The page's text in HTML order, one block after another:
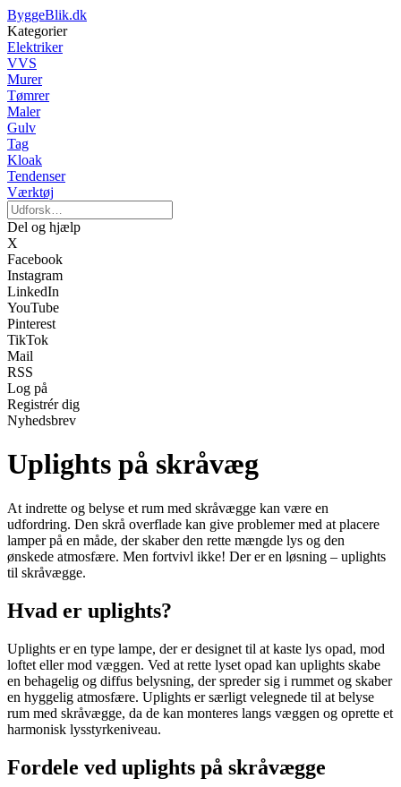
ByggeBlik.dk
Kategorier
Elektriker
VVS
Murer
Tømrer
Maler
Gulv
Tag
Kloak
Tendenser
Værktøj
Del og hjælp
X
Facebook
Instagram
LinkedIn
YouTube
Pinterest
TikTok
Mail
RSS
Log på
Registrér dig
Nyhedsbrev
Uplights på skråvæg
At indrette og belyse et rum med skråvægge kan være en
udfordring. Den skrå overflade kan give problemer med at placere
lamper på en måde, der skaber den rette mængde lys og den
ønskede atmosfære. Men fortvivl ikke! Der er en løsning – uplights
til skråvægge.
Hvad er uplights?
Uplights er en type lampe, der er designet til at kaste lys opad, mod
loftet eller mod væggen. Ved at rette lyset opad kan uplights skabe
en behagelig og diffus belysning, der spreder sig i rummet og skaber
en hyggelig atmosfære. Uplights er særligt velegnede til at belyse
rum med skråvægge, da de kan monteres langs væggen og oprette et
harmonisk lysstyrkeniveau.
Fordele ved uplights på skråvægge